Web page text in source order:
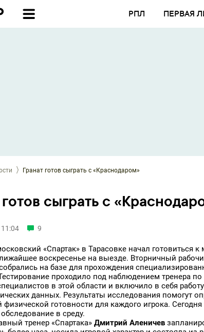
РПЛ ПЕРВАЯ
Гранат готов сыграть с «Краснодаром»
готов сыграть с
9
«Спартак» в Тарасовке начал готовиться
воскресенье на выезде. Вторничный
на базе для прохождения
проходило под наблюдением тренера
в этой области и включило в себя
данных. Результаты исследования помогут
готовности для каждого игрока.
в среду.
тренер «Спартака» Дмитрий Аленичев